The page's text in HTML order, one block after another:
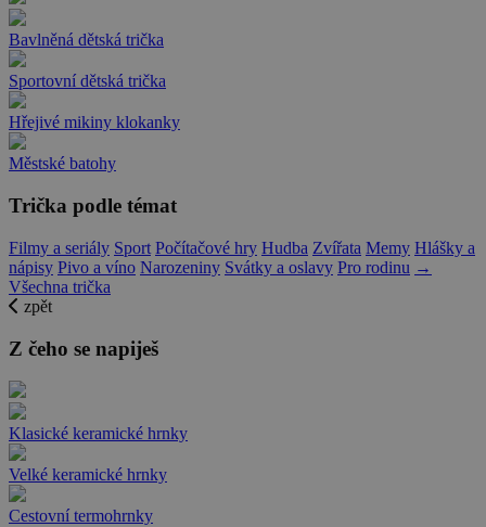
Bavlněná dětská trička
Sportovní dětská trička
Hřejivé mikiny klokanky
Městské batohy
Trička podle témat
Filmy a seriály Sport Počítačové hry Hudba Zvířata Memy Hlášky a
nápisy Pivo a víno Narozeniny Svátky a oslavy Pro rodinu →
Všechna trička
zpět
Z čeho se napiješ
Klasické keramické hrnky
Velké keramické hrnky
Cestovní termohrnky